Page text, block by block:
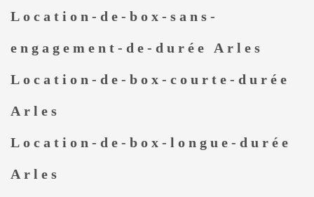
Location-de-box-sans-
engagement-de-durée Arles
Location-de-box-courte-durée
Arles
Location-de-box-longue-durée
Arles